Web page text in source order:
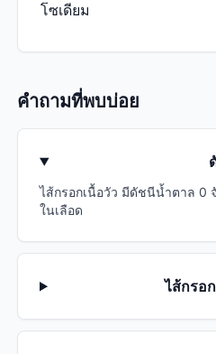
โซเดียม
คำถามที่พบบ่อย
ไส้กรอกเนื้อวัว มีดัชนีน้ำตาล 0
ในเลือด
ไส้กรอ